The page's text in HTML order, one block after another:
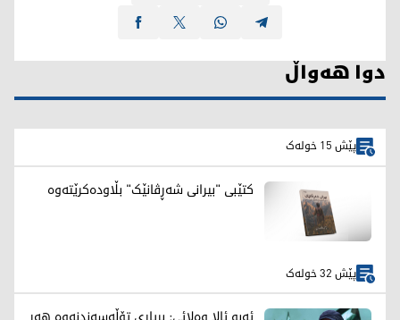
دوا هەواڵ
پێش 15 خولەک
کتێبی "بیرانی شەڕڤانێک" بڵاودەکرێتەوە
پێش 32 خولەک